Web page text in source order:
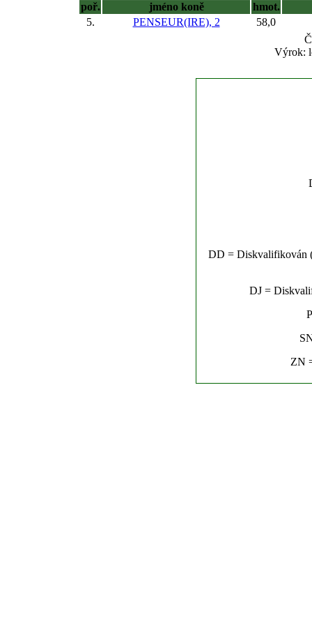
poř. jméno koně
hmot.
5.
PENSEUR(IRE), 2
58,0
Výrok:
DD = Diskvalifikován
DJ =
ZN